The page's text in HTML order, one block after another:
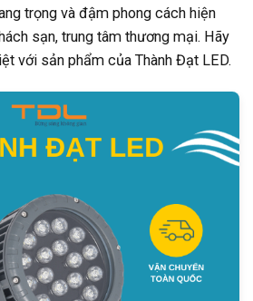
trọng và đậm phong cách hiện
sạn, trung tâm thương mại. Hãy
với sản phẩm của Thành Đạt LED.